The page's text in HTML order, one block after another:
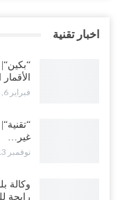
اخبار تقنية
فبراير 6, 2026
غير…
نوفمبر 13, 2025
وكالة
رابحة